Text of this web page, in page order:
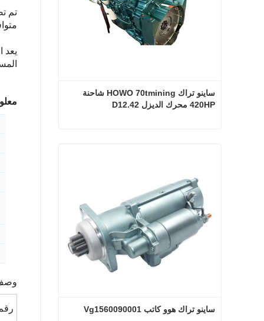
يعد
وصف
420HP محرك الديزل D12.42
ساينو تراك هوو كاتب Vg1560090001